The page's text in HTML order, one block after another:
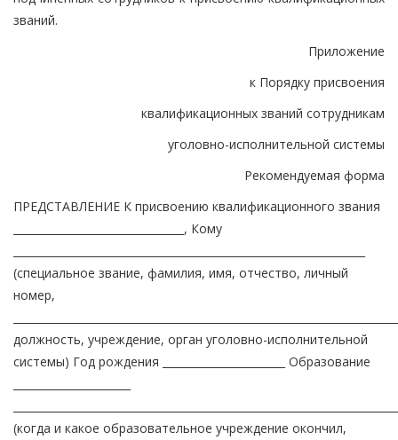
званий.
Приложение
к Порядку присвоения
квалификационных званий сотрудникам
уголовно-исполнительной системы
Рекомендуемая форма
ПРЕДСТАВЛЕНИЕ К присвоению квалификационного звания
________________________________, Кому
(специальное звание, фамилия, имя, отчество, личный
номер,
должность, учреждение, орган уголовно-исполнительной
системы) Год рождения _______________________ Образование
(когда и какое образовательное учреждение окончил,